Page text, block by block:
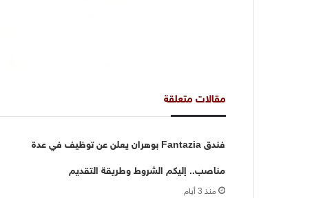
مقالات متعلقة
فندق Fantazia بوهران يعلن عن توظيف في عدة
مناصب.. إليكم الشروط وطريقة التقديم
منذ 3 أيام